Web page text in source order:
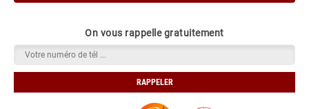
On vous rappelle gratuitement